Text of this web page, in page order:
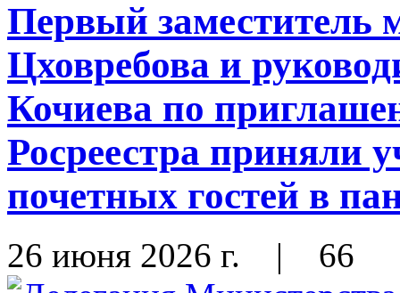
Первый заместитель
Цховребова и
Кочиева по
Росреестра приняли
почетных гостей в
26 июня 2026 г. | 66